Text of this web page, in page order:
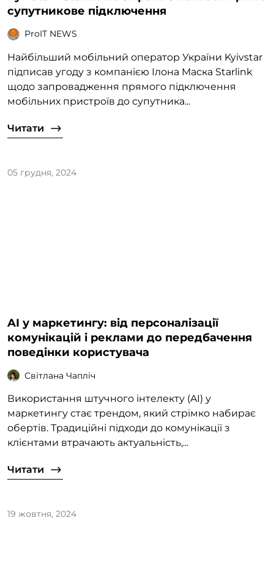
супутникове підключення
ProIT NEWS
Найбільший мобільний оператор України Kyivstar
підписав угоду з компанією Ілона Маска Starlink
щодо запровадження прямого підключення
мобільних пристроїв до супутника...
Читати
05 грудня, 2024
AI у маркетингу: від персоналізації
комунікацій і реклами до передбачення
поведінки користувача
Світлана Чапліч
Використання штучного інтелекту (AI) у
маркетингу стає трендом, який стрімко набирає
обертів. Традиційні підходи до комунікації з
клієнтами втрачають актуальність,...
Читати
19 жовтня, 2024